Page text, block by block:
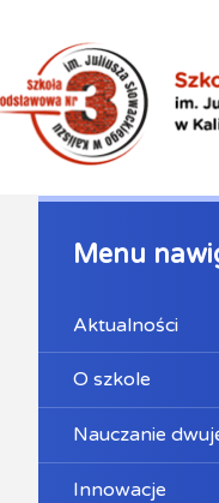
Menu
Aktualności
O szkole
Nauczanie
Innowacje